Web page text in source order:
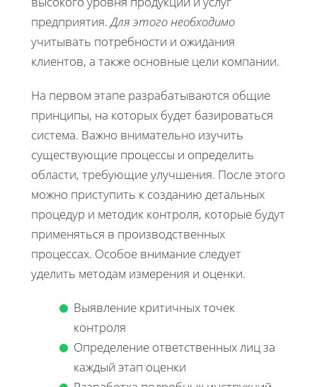
предприятия.Для этого необходимо
учитывать потребности и ожидания
клиентов, а также основные цели компании.
На первом этапе разрабатываются общие
принципы, на которых будет базироваться
система. Важно внимательно изучить
существующие процессы и определить
области, требующие улучшения. После этого
можно приступить к созданию детальных
процедур и методик контроля, которые будут
применяться в производственных
процессах. Особое внимание следует
уделить методам измерения и оценки.
Выявление критичных точек
контроля
Определение ответственных лиц за
каждый этап оценки